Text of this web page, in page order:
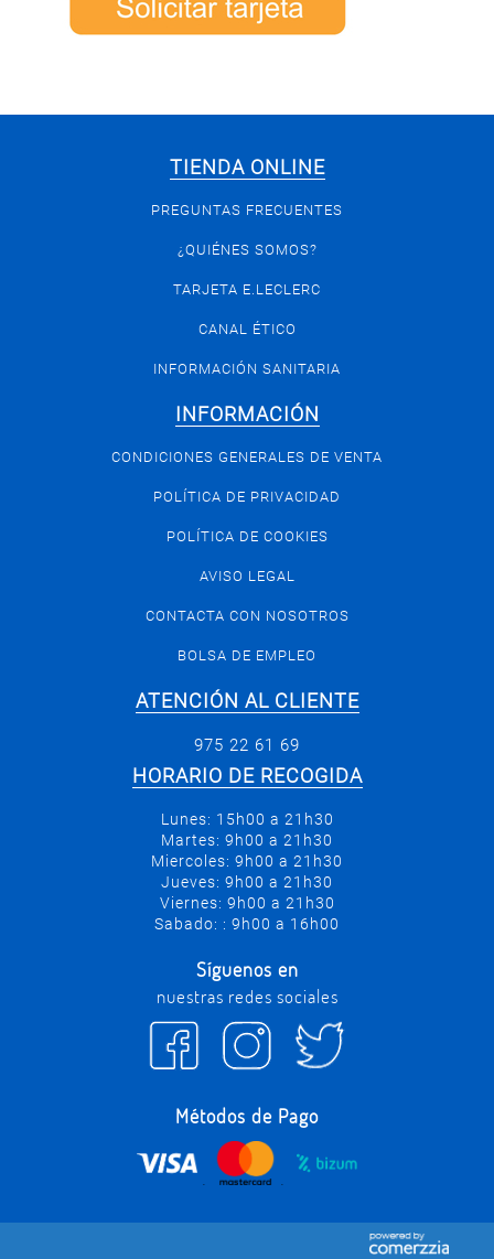
TIENDA ONLINE
PREGUNTAS FRECUENTES
¿QUIÉNES SOMOS?
TARJETA E.LECLERC
CANAL ÉTICO
INFORMACIÓN SANITARIA
INFORMACIÓN
CONDICIONES GENERALES DE VENTA
POLÍTICA DE PRIVACIDAD
POLÍTICA DE COOKIES
AVISO LEGAL
CONTACTA CON NOSOTROS
BOLSA DE EMPLEO
ATENCIÓN AL CLIENTE
975 22 61 69
HORARIO DE RECOGIDA
Lunes: 15h00 a 21h30
Martes: 9h00 a 21h30
Miercoles: 9h00 a 21h30
Jueves: 9h00 a 21h30
Viernes: 9h00 a 21h30
Sabado: : 9h00 a 16h00
Síguenos en
nuestras redes sociales
Métodos de Pago
. .